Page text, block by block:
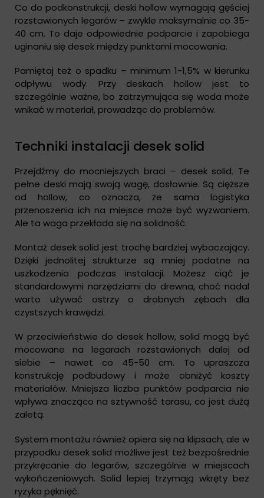
Co do podkonstrukcji, deski hollow wymagają gęściej
rozstawionych legarów – zwykle maksymalnie co 35-
40 cm. To daje odpowiednie podparcie i zapobiega
uginaniu się desek między punktami mocowania.
Pamiętaj też o spadku – minimum 1-1,5% w kierunku
odpływu wody. Przy deskach hollow jest to
szczególnie ważne, bo zatrzymująca się woda może
wnikać w materiał, prowadząc do problemów.
Techniki instalacji desek solid
Przejdźmy do mocniejszych braci – desek solid. Te
pełne deski mają swoją wagę, dosłownie. Są cięższe
od hollow, co oznacza, że sama logistyka
przenoszenia ich na miejsce może być wyzwaniem.
Ale ta waga przekłada się na solidność.
Montaż desek solid jest trochę bardziej wybaczający.
Dzięki jednolitej strukturze są mniej podatne na
uszkodzenia podczas instalacji. Możesz ciąć je
standardowymi narzędziami do drewna, choć nadal
warto używać ostrzy o drobnych zębach dla
czystszych krawędzi.
W przeciwieństwie do desek hollow, solid mogą być
mocowane na legarach rozstawionych dalej od
siebie – nawet co 45-50 cm. To upraszcza
konstrukcję podbudowy i może obniżyć koszty
materiałów. Mniejsza liczba punktów podparcia nie
wpływa znacząco na sztywność tarasu, co jest dużą
zaletą.
System montażu również opiera się na klipsach, ale w
przypadku desek solid możliwe jest też bezpośrednie
przykręcanie do legarów, szczególnie w miejscach
wykończeniowych. Solid lepiej trzymają wkręty bez
ryzyka pęknięć.